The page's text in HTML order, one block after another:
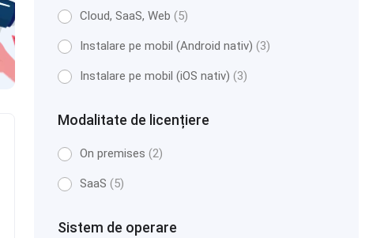
Cloud, SaaS, Web(5)
Instalare pe mobil (Android nativ)(3)
Instalare pe mobil (iOS nativ)(3)
Modalitate de licențiere
On premises(2)
SaaS(5)
Sistem de operare